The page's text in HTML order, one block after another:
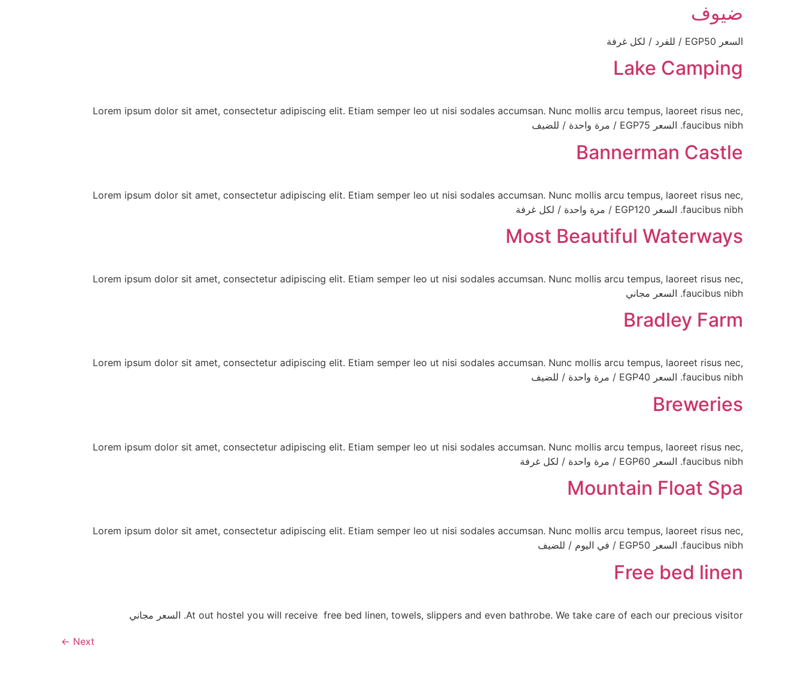
ضيوف
السعر EGP50 / للفرد / لكل غرفة
Lake Camping
Lorem ipsum dolor sit amet, consectetur adipiscing elit. Etiam semper leo ut nisi sodales accumsan. Nunc mollis arcu tempus, laoreet risus nec,
faucibus nibh. السعر EGP75 / مرة واحدة / للضيف
Bannerman Castle
Lorem ipsum dolor sit amet, consectetur adipiscing elit. Etiam semper leo ut nisi sodales accumsan. Nunc mollis arcu tempus, laoreet risus nec,
faucibus nibh. السعر EGP120 / مرة واحدة / لكل غرفة
Most Beautiful Waterways
Lorem ipsum dolor sit amet, consectetur adipiscing elit. Etiam semper leo ut nisi sodales accumsan. Nunc mollis arcu tempus, laoreet risus nec,
faucibus nibh. السعر مجاني
Bradley Farm
Lorem ipsum dolor sit amet, consectetur adipiscing elit. Etiam semper leo ut nisi sodales accumsan. Nunc mollis arcu tempus, laoreet risus nec,
faucibus nibh. السعر EGP40 / مرة واحدة / للضيف
Breweries
Lorem ipsum dolor sit amet, consectetur adipiscing elit. Etiam semper leo ut nisi sodales accumsan. Nunc mollis arcu tempus, laoreet risus nec,
faucibus nibh. السعر EGP60 / مرة واحدة / لكل غرفة
Mountain Float Spa
Lorem ipsum dolor sit amet, consectetur adipiscing elit. Etiam semper leo ut nisi sodales accumsan. Nunc mollis arcu tempus, laoreet risus nec,
faucibus nibh. السعر EGP50 / في اليوم / للضيف
Free bed linen
At out hostel you will receive free bed linen, towels, slippers and even bathrobe. We take care of each our precious visitor. السعر مجاني
Next
←